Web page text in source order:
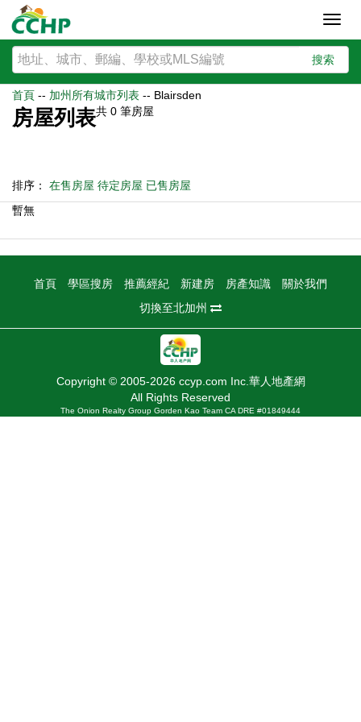
搜索
首頁 -- 加州所有城市列表 -- Blairsden
房屋列表共 0 筆房屋
排序： 在售房屋 待定房屋 已售房屋
暫無
首頁 學區搜房 推薦經紀 新建房 房產知識
關於我們
切換至北加州
Copyright © 2005-2026 ccyp.com Inc.華人地產網
All Rights Reserved
The Onion Realty Group Gorden Kao Team CA DRE #01849444